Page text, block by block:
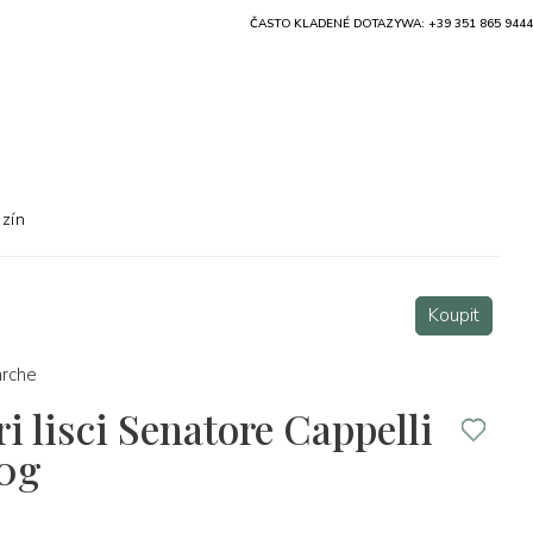
Koupit
lisci Senatore Cappelli
ČASTO KLADENÉ DOTAZYWA: +39 351 865 9444